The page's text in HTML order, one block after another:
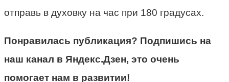
отправь в духовку на час при 180 градусах.
Понравилась публикация? Подпишись на
наш канал в Яндекс.Дзен, это очень
помогает нам в развитии!